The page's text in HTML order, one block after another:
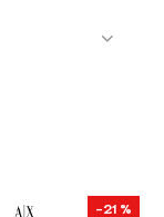
-21 %